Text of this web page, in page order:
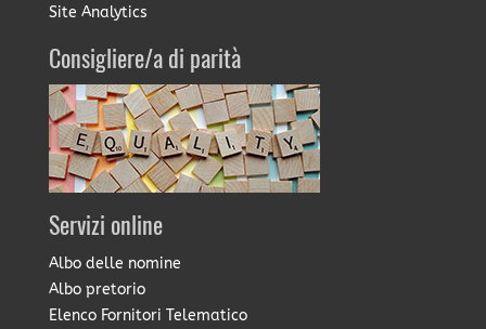
Site Analytics
Consigliere/a di parità
Servizi online
Albo delle nomine
Albo pretorio
Elenco Fornitori Telematico